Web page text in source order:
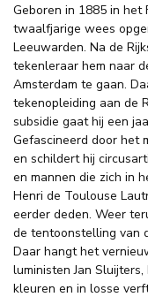
Geboren in 1885 in het
twaalfjarige wees
Leeuwarden. Na de
tekenleraar hem naar
Amsterdam te gaan.
tekenopleiding aan de
subsidie gaat hij een
Gefascineerd door het
en schildert hij
en mannen die zich in
Henri de Toulouse
eerder deden. Weer
de tentoonstelling van
Daar hangt het
luministen Jan
kleuren en in losse